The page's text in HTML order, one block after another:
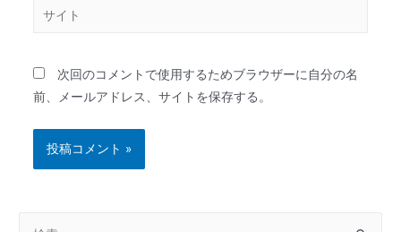
次回のコメントで使用するためブラウザーに自分の名
前、メールアドレス、サイトを保存する。